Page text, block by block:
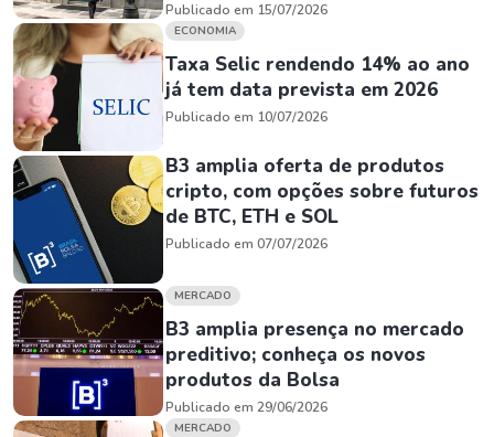
Publicado em 15/07/2026
ECONOMIA
Taxa Selic rendendo 14% ao ano
já tem data prevista em 2026
Publicado em 10/07/2026
B3 amplia oferta de produtos
cripto, com opções sobre futuros
de BTC, ETH e SOL
Publicado em 07/07/2026
MERCADO
B3 amplia presença no mercado
preditivo; conheça os novos
produtos da Bolsa
Publicado em 29/06/2026
MERCADO